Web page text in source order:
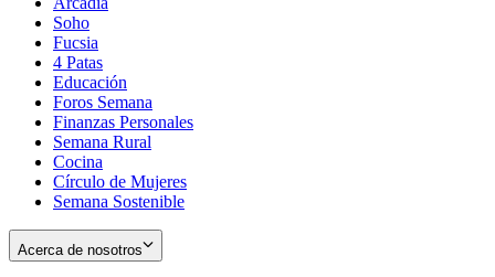
Soho
in
new
window
Fucsia
in
new
window
4 Patas
Educación
Foros Semana
Finanzas Personales
Semana Rural
Cocina
Círculo de Mujeres
Semana Sostenible
Acerca de nosotros